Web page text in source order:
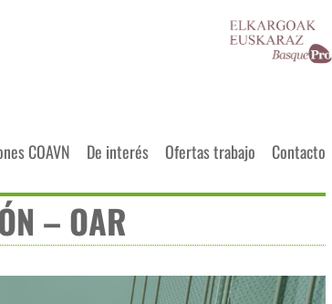
COAVN De interés Ofertas trabajo Contacto
– OAR